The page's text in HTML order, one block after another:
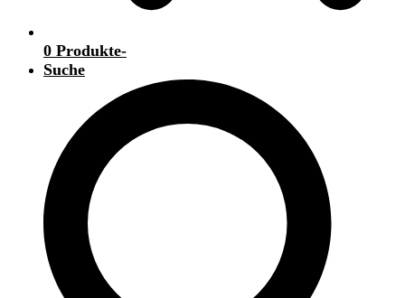
0 Produkte-
Suche